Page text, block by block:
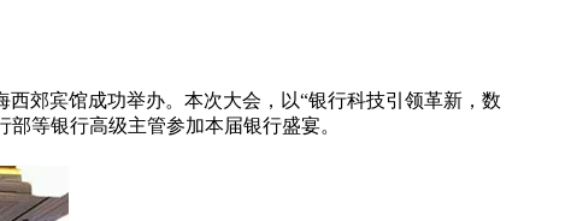
西郊宾馆成功举办。本次大会，以“银行科技引领革新，数
等银行高级主管参加本届银行盛宴。